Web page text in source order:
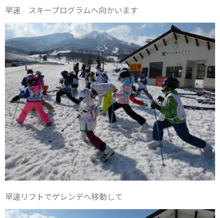
早速 スキープログラムへ向かいます
早速リフトでゲレンデへ移動して